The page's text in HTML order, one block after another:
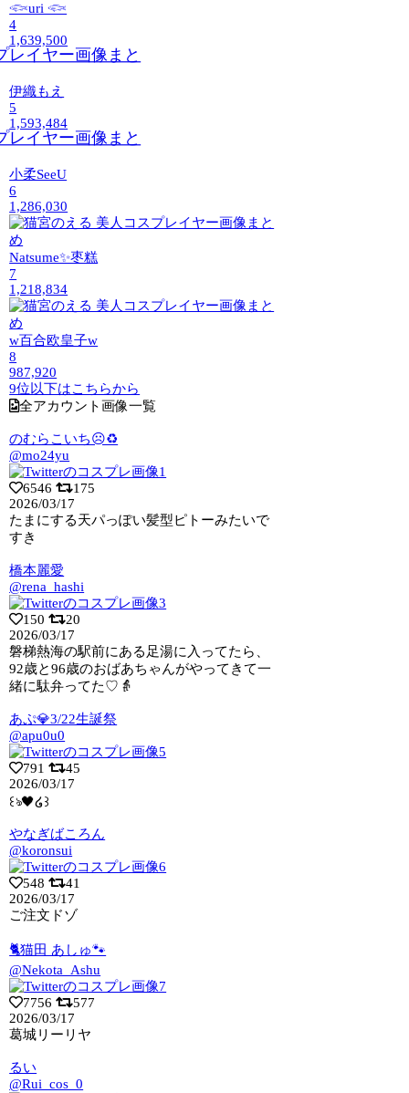
𓆟uri 𓆟
4
1,639,500
伊織もえ
5
1,593,484
小柔SeeU
6
1,286,030
Natsume✨枣糕
7
1,218,834
w百合欧皇子w
8
987,920
9位以下はこちらから
全アカウント画像一覧
のむらこいち☹️♻️
@mo24yu
6546
175
2026/03/17
たまにする天パっぽい髪型ピトーみたいで
すき
橋本麗愛
@rena_hashi
150
20
2026/03/17
磐梯熱海の駅前にある足湯に入ってたら、
92歳と96歳のおばあちゃんがやってきて一
緒に駄弁ってた♡👵
あぷ💎3/22生誕祭
@apu0u0
791
45
2026/03/17
꒰ঌ🖤໒꒱
やなぎばころん
@koronsui
548
41
2026/03/17
ご注文ドゾ
🐈猫田 あしゅ🐾
@Nekota_Ashu
7756
577
2026/03/17
葛城リーリヤ
るい
@Rui_cos_0